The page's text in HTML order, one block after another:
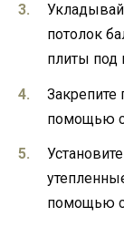
потолок
плиты
Закрепите
помощью
помощью